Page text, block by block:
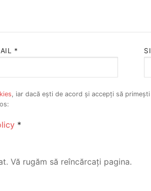
*
, iar dacă ești de acord și accepți să primești
*
Vă rugăm să reîncărcați pagina.